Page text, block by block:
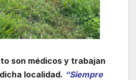
son médicos y trabajan
localidad. “Siempre